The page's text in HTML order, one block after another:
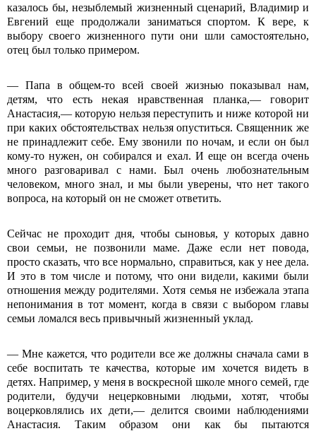
казалось бы, незыблемый жизненный сценарий, Владимир и
Евгений еще продолжали заниматься спортом. К вере, к
выбору своего жизненного пути они шли самостоятельно,
отец был только примером.
― Папа в общем-то всей своей жизнью показывал нам,
детям, что есть некая нравственная планка,― говорит
Анастасия,― которую нельзя переступить и ниже которой ни
при каких обстоятельствах нельзя опуститься. Священник же
не принадлежит себе. Ему звонили по ночам, и если он был
кому-то нужен, он собирался и ехал. И еще он всегда очень
много разговаривал с нами. Был очень любознательным
человеком, много знал, и мы были уверены, что нет такого
вопроса, на который он не сможет ответить.
Сейчас не проходит дня, чтобы сыновья, у которых давно
свои семьи, не позвонили маме. Даже если нет повода,
просто сказать, что все нормально, справиться, как у нее дела.
И это в том числе и потому, что они видели, какими были
отношения между родителями. Хотя семья не избежала этапа
непонимания в тот момент, когда в связи с выбором главы
семьи ломался весь привычный жизненный уклад.
― Мне кажется, что родители все же должны сначала сами в
себе воспитать те качества, которые им хочется видеть в
детях. Например, у меня в воскресной школе много семей, где
родители, будучи нецерковными людьми, хотят, чтобы
воцерковлялись их дети,― делится своими наблюдениями
Анастасия. Таким образом они как бы пытаются